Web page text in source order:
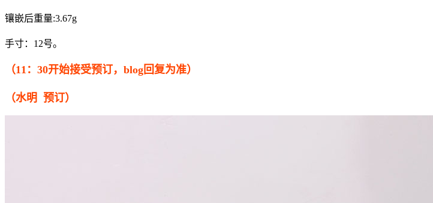
镶嵌后重量:3.67g
手寸：12号。
（11：30开始接受预订，blog回复为准）
（水明 预订）